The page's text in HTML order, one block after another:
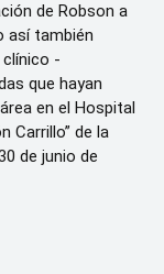
de Robson a
así también
-
que hayan
en el Hospital
Carrillo” de la
de junio de